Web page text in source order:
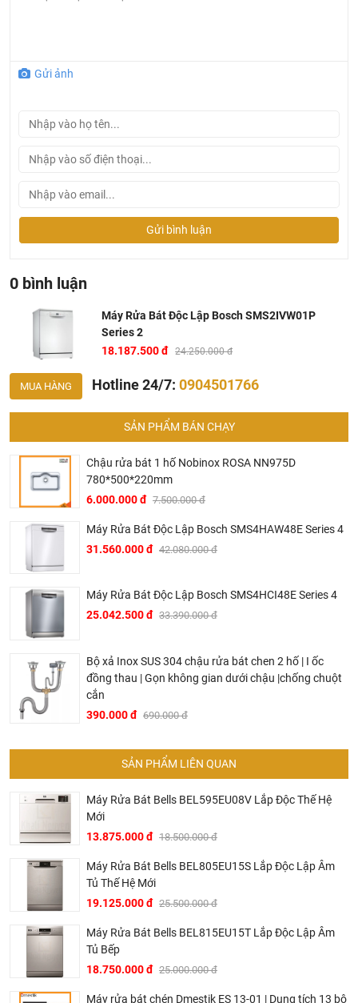
Bosch SMS2IVW01P
Máy rửa chén độc lập Bosch SMS2IVW01P là kiểu máy rửa
máy đều được làm với vật liệu thép sơn tĩnh điện cứng cáp,
điểm cho không gian bếp thêm đẹp mắt, hiện đại.
Kiểu dáng hình hộp chữ nhật, khối lượng 48.6 kg, người
dùng có thể chuyển đổi vị trí và lắp đặt tiện lợi, phù hợp bố
Rửa được số lượng chén bát tương đương 3 - 4 bữa
ăn Việt
Máy rửa chén độc lập
SMS2IVW01P
và 50% diện tích nồi hoặc chảo không bị đồ vật khác che
chắn) , đáp ứng nhu cầu rửa chén bát trong gia đình có từ 4
- 5 thành viên.
Mỗi lần rửa, máy tiêu thụ tầm9.5 lít nước, hỗ trợ thêm hệ
thống lọc 3 lớp giúp tiết kiệm lượng nước sử dụng mà vẫn
đảm bảo hiệu quả rửa tối ưu, giảm chi phí sinh hoạt đáng
kể.
Đáp ứng nhu cầu rửa đa dạng với 6 chương trình rửa
Tùy theo loại chén đĩa, mức độ bẩn mà bạn chọn chương
Gửi ảnh
Gửi bình luận
0 bình luận
Máy Rửa Bát Độc Lập Bosch SMS2IVW01P
Series 2
18.187.500 đ 24.250.000 đ
MUA HÀNG Hotline 24/7: 0904501766
SẢN PHẨM BÁN CHẠY
Chậu rửa bát 1 hố Nobinox ROSA NN975D
780*500*220mm
6.000.000 đ 7.500.000 đ
Máy Rửa Bát Độc Lập Bosch SMS4HAW48E Series 4
31.560.000 đ 42.080.000 đ
Máy Rửa Bát Độc Lập Bosch SMS4HCI48E Series 4
25.042.500 đ 33.390.000 đ
Bộ xả Inox SUS 304 chậu rửa bát chen 2 hố | I ốc
đồng thau | Gọn không gian dưới chậu |chống chuột
cắn
390.000 đ 690.000 đ
SẢN PHẨM LIÊN QUAN
Máy Rửa Bát Bells BEL595EU08V Lắp Độc Thế Hệ
Mới
13.875.000 đ 18.500.000 đ
Máy Rửa Bát Bells BEL805EU15S Lắp Độc Lập Âm
Tủ Thế Hệ Mới
19.125.000 đ 25.500.000 đ
Máy Rửa Bát Bells BEL815EU15T Lắp Độc Lập Âm
Tủ Bếp
18.750.000 đ 25.000.000 đ
Máy rửa bát chén Dmestik ES 13-01 | Dung tích 13 bộ